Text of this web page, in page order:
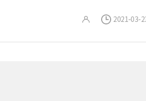
2021-03-